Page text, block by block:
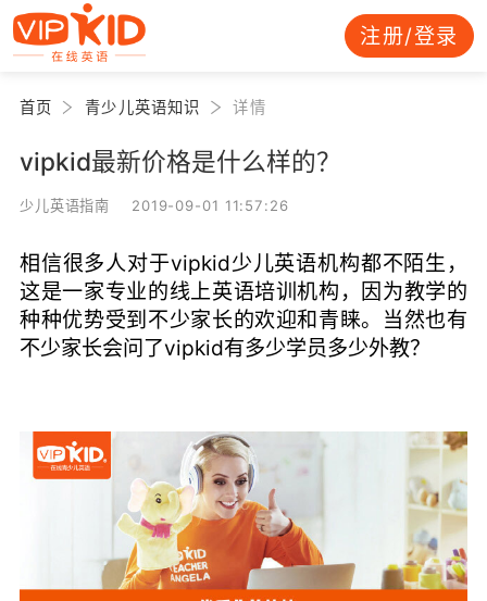
注册/登录
首页 青少儿英语知识 详情
vipkid最新价格是什么样的？
少儿英语指南 2019-09-01 11:57:26
相信很多人对于vipkid少儿英语机构都不陌生，
这是一家专业的线上英语培训机构，因为教学的
种种优势受到不少家长的欢迎和青睐。当然也有
不少家长会问了vipkid有多少学员多少外教？